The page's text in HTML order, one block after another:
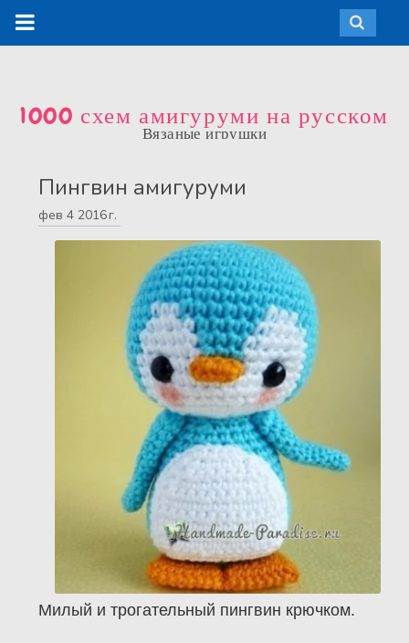
1000 схем амигуруми на русском
Вязаные игрушки
Пингвин амигуруми
фев 4 2016 г.
Милый и трогательный пингвин крючком.